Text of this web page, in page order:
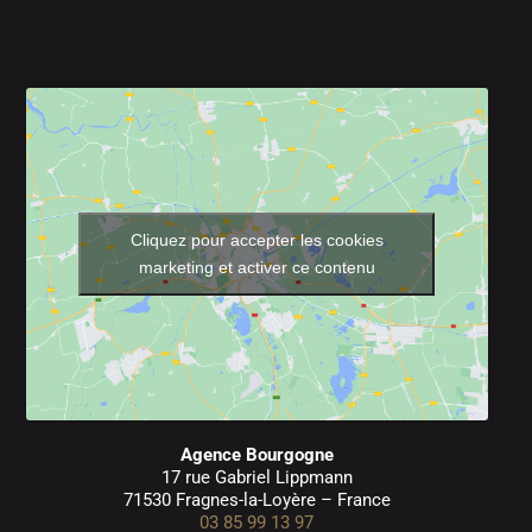
Cliquez pour accepter les cookies
marketing et activer ce contenu
Agence Bourgogne
17 rue Gabriel Lippmann
71530 Fragnes-la-Loyère – France
03 85 99 13 97